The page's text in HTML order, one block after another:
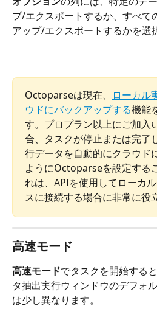
プ/エクスポートするか、すべて
アップ/エクスポートするかを選
Octoparseは現在、
ローカル
ウドにバックアップする機能
す。プロプラン以上にご加入
合、タスクが停止または完了
行データを自動的にクラウド
ようにOctoparseを設定する
れは、APIを使用してローカ
スに接続する場合に非常に役
高速モード
高速モードでタスクを開始する
タ抽出実行ウィンドウのデフォ
は少し異なります。